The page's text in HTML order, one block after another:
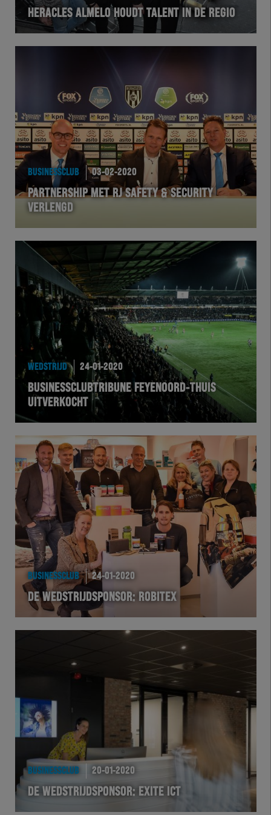
HERACLES ALMELO HOUDT TALENT IN DE REGIO
BUSINESSCLUB 03-02-2020
PARTNERSHIP MET RJ SAFETY & SECURITY
VERLENGD
WEDSTRIJD 24-01-2020
BUSINESSCLUBTRIBUNE FEYENOORD-THUIS
UITVERKOCHT
BUSINESSCLUB 24-01-2020
DE WEDSTRIJDSPONSOR: ROBITEX
BUSINESSCLUB 20-01-2020
DE WEDSTRIJDSPONSOR: EXITE ICT